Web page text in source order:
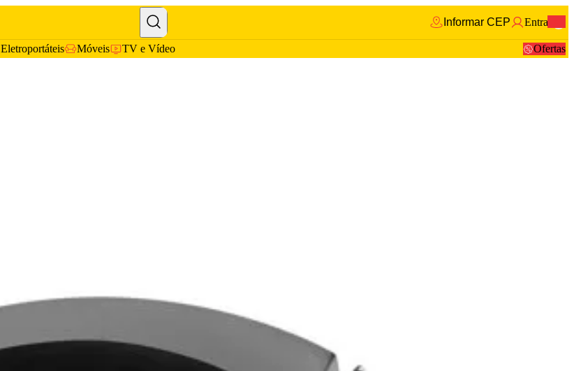
Informar CEP Entrar
Eletroportáteis Móveis TV e Vídeo Ofertas